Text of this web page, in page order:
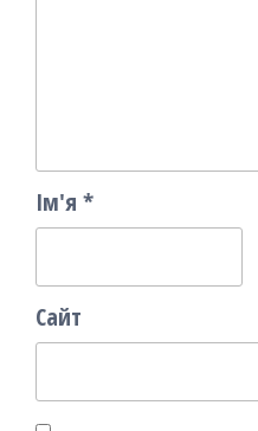
Ім'я *
Сайт